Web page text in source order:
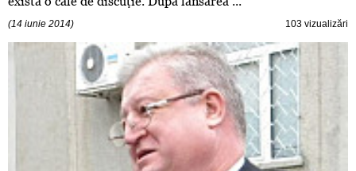
(14 iunie 2014) 103 vizualizări